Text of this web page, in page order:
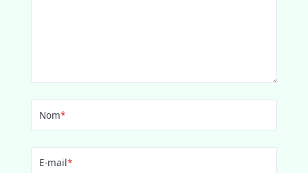
Nom*
E-mail*